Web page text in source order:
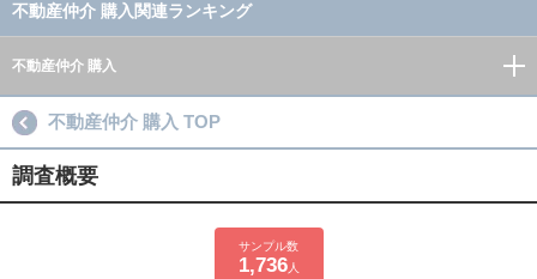
不動産仲介 購入関連ランキング
不動産仲介 購入
不動産仲介 購入 TOP
調査概要
サンプル数
1,736人